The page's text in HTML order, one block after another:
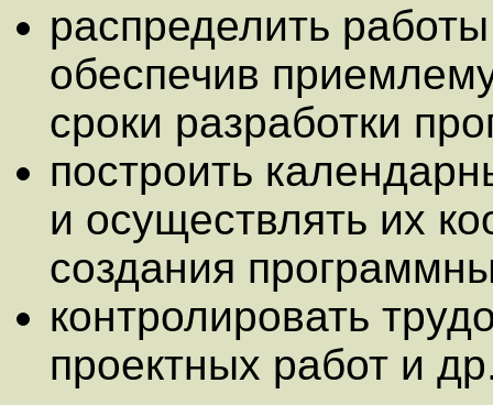
распределить
обеспечив
сроки разработки
построить
и осуществлять их
создания
контролировать
проектных работ и